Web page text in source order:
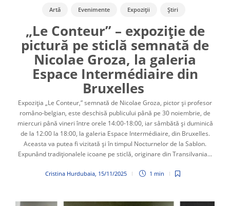
Artă Evenimente Expoziții Știri
„Le Conteur” – expoziție de
pictură pe sticlă semnată de
Nicolae Groza, la galeria
Espace Intermédiaire din
Bruxelles
Expoziția „Le Conteur,” semnată de Nicolae Groza, pictor și profesor
româno-belgian, este deschisă publicului până pe 30 noiembrie, de
miercuri până vineri între orele 14:00-18:00, iar sâmbătă și duminică
de la 12:00 la 18:00, la galeria Espace Intermédiaire, din Bruxelles.
Aceasta va putea fi vizitată și în timpul Nocturnelor de la Sablon.
Expunând tradiționalele icoane pe sticlă, originare din Transilvania...
Cristina Hurdubaia, 15/11/2025 1 min